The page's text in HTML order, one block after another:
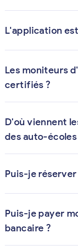
L'application
Les moniteurs
certifiés ?
D'où viennent
des auto-écoles
Puis-je
Puis-je payer
bancaire ?